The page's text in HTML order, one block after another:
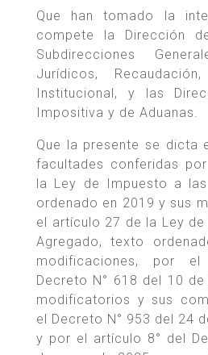
Que han tomado la
compete la Dirección
Subdirecciones
Jurídicos,
Institucional, y las
Impositiva y de Aduanas.
Que la presente se dicta
facultades conferidas
la Ley de Impuesto a
ordenado en 2019 y sus
el artículo 27 de la Ley
Agregado, texto
modificaciones, por
Decreto N° 618 del 10
modificatorios y sus
el Decreto N° 953 del 24
y por el artículo 8° del